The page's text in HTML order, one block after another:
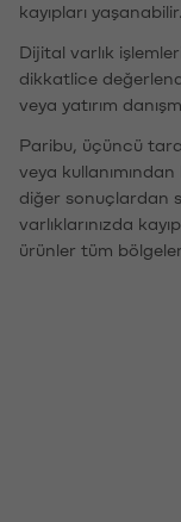
kayıpları yaşanabilir.
Dijital varlık
dikkatlice
veya yatırım
Paribu, üçüncü
veya
diğer sonuçlardan
varlıklarınızda
ürünler tüm